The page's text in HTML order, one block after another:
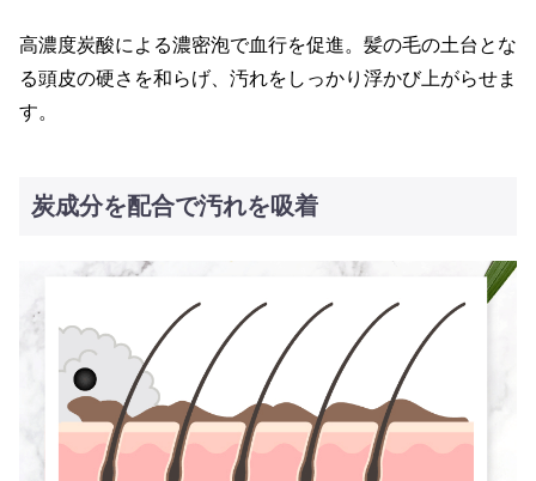
高濃度炭酸による濃密泡で血行を促進。髪の毛の土台とな
る頭皮の硬さを和らげ、汚れをしっかり浮かび上がらせま
す。
炭成分を配合で汚れを吸着